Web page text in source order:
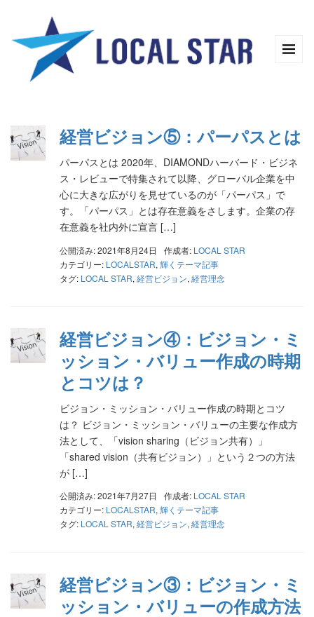
経営ビジョン⑤：パーパスとは
パーパスとは 2020年、DIAMONDハーバード・ビジネ
ス・レビューで特集されて以降、グローバル企業を中
心に大きな広がりを見せているのが「パーパス」で
す。「パーパス」とは存在意義をさします。企業の存
在意義を社内外に宣言 […]
公開済み: 2021年8月24日 作成者: LOCAL STAR
カテゴリー: LOCALSTAR, 輝くテーマ記事
タグ: LOCAL STAR, 経営ビジョン, 経営理念
経営ビジョン④：ビジョン・ミ
ッション・バリュー作成の時期
とコツは？
ビジョン・ミッション・バリュー作成の時期とコツ
は？ ビジョン・ミッション・バリューの主要な作成方
法として、「vision sharing（ビジョン共有）」
「shared vision（共有ビジョン）」という２つの方法
が […]
公開済み: 2021年7月27日 作成者: LOCAL STAR
カテゴリー: LOCALSTAR, 輝くテーマ記事
タグ: LOCAL STAR, 経営ビジョン, 経営理念
経営ビジョン③：ビジョン・ミ
ッション・バリューの作成方法